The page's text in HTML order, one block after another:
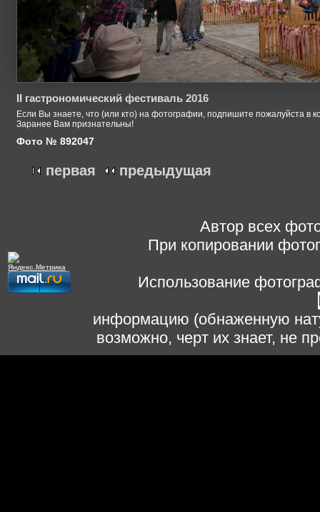
II гастрономический фестиваль 2016
Если Вы знаете, что (или кто) на фотографии, подпишите пожалуйста в
Заранее Вам признательны!
Фото № 892047
первая предыдущая
Автор всех
При копировании
Использование
информацию (обнаженную
возможно, черт их знает, не